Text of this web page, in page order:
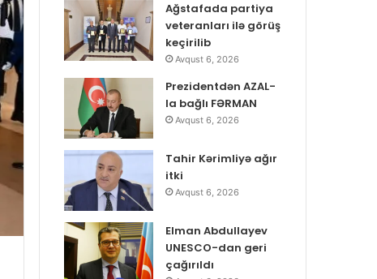
Ağstafada partiya
veteranları ilə görüş
keçirilib
Avqust 6, 2026
Prezidentdən AZAL-
la bağlı FƏRMAN
Avqust 6, 2026
Tahir Kərimliyə ağır
itki
Avqust 6, 2026
Elman Abdullayev
UNESCO-dan geri
çağırıldı